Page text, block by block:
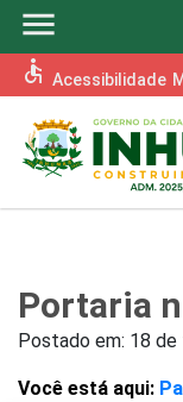
menu
accessible Acessibilidade
Portaria
Postado em: 18 de
Você está aqui: